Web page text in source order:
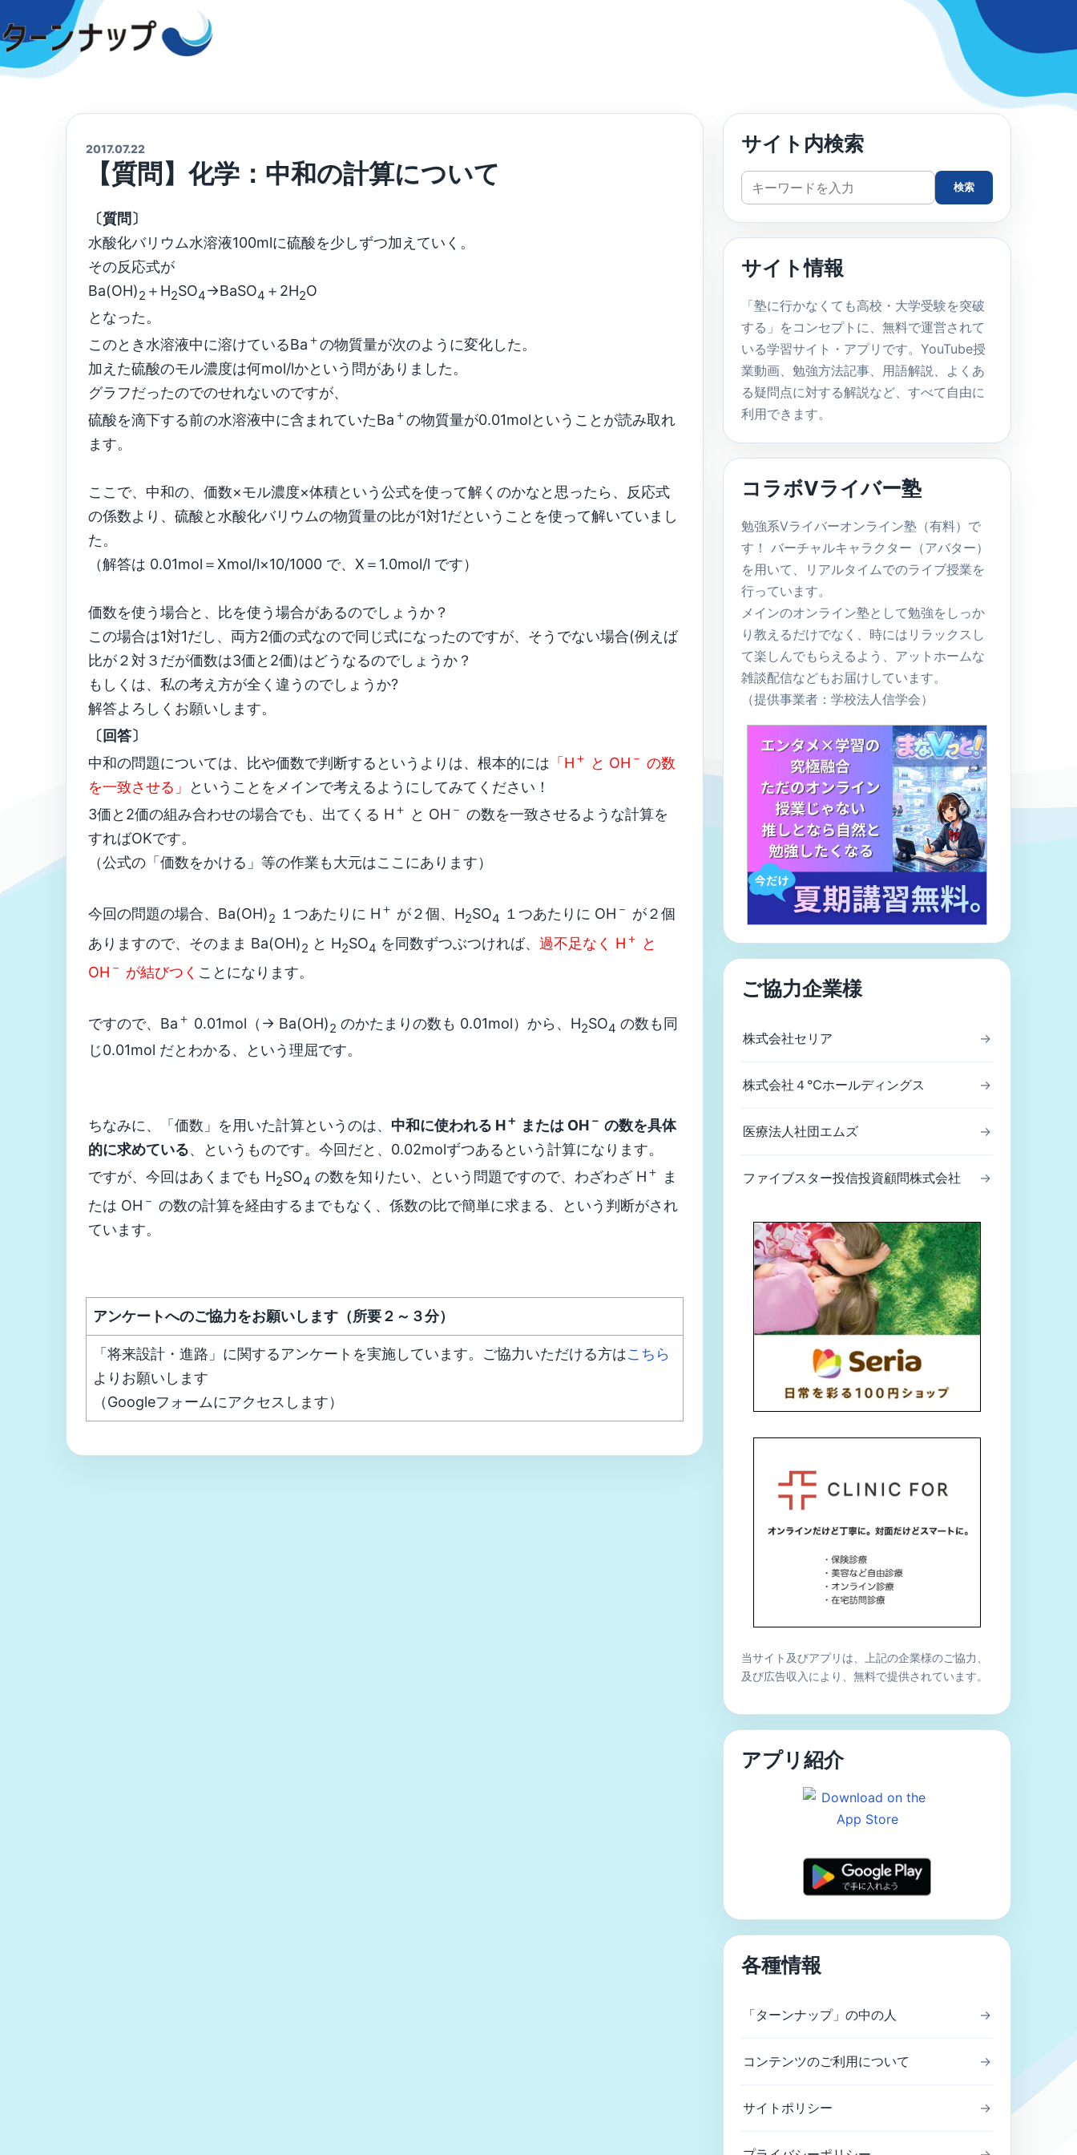
to
content
2017.07.22
【質問】化学：中和の計算について
〔質問〕
水酸化バリウム水溶液100mlに硫酸を少しずつ加えていく。
その反応式が
Ba(OH)2 ＋H2SO4→BaSO4 ＋2H2O
となった。
このとき水溶液中に溶けているBa ＋の物質量が次のように変化した。
加えた硫酸のモル濃度は何mol/lかという問がありました。
グラフだったのでのせれないのですが、
硫酸を滴下する前の水溶液中に含まれていたBa ＋の物質量が0.01molということが読み取れ
ます。
ここで、中和の、価数×モル濃度×体積という公式を使って解くのかなと思ったら、反応式
の係数より、硫酸と水酸化バリウムの物質量の比が1対1だということを使って解いていまし
た。
（解答は 0.01mol＝Xmol/l×10/1000 で、X＝1.0mol/l です）
価数を使う場合と、比を使う場合があるのでしょうか？
この場合は1対1だし、両方2価の式なので同じ式になったのですが、そうでない場合(例えば
比が２対３だが価数は3価と2価)はどうなるのでしょうか？
もしくは、私の考え方が全く違うのでしょうか?
解答よろしくお願いします。
〔回答〕
中和の問題については、比や価数で判断するというよりは、根本的には 「H ＋ と OH － の数
を一致させる」
ということをメインで考えるようにしてみてください！
3価と2価の組み合わせの場合でも、出てくる H ＋ と OH － の数を一致させるような計算を
すればOKです。
（公式の「価数をかける」等の作業も大元はここにあります）
今回の問題の場合、Ba(OH)2 １つあたりに H ＋ が２個、H2SO4 １つあたりに OH － が２個
ありますので、そのまま Ba(OH)2 と H2SO4 を同数ずつぶつければ、 過不足なく H ＋ と
OH － が結びつく ことになります。
ですので、Ba ＋ 0.01mol（→ Ba(OH)2 のかたまりの数も 0.01mol）から、H2SO4 の数も同
じ0.01mol だとわかる、という理屈です。
ちなみに、「価数」を用いた計算というのは、 中和に使われる H＋ または OH － の数を具体
的に求めている、というものです。今回だと、0.02molずつあるという計算になります。
ですが、今回はあくまでも H2SO4 の数を知りたい、という問題ですので、わざわざ H ＋
ま
たは OH － の数の計算を経由するまでもなく、係数の比で簡単に求まる、という判断がされ
ています。
アンケートへのご協力をお願いします（所要２～３分）
「将来設計・進路」に関するアンケートを実施しています。ご協力いただける方はこちら
よりお願いします
（Googleフォームにアクセスします）
サイト内検索
サ
イ
ト
検
検索
サイト情報
「塾に行かなくても高校・大学受験を突破
する」をコンセプトに、無料で運営されて
いる学習サイト・アプリです。YouTube授
業動画、勉強方法記事、用語解説、よくあ
る疑問点に対する解説など、すべて自由に
利用できます。
コラボVライバー塾
勉強系Vライバーオンライン塾（有料）で
す！ バーチャルキャラクター（アバター）
を用いて、リアルタイムでのライブ授業を
行っています。
メインのオンライン塾として勉強をしっか
り教えるだけでなく、時にはリラックスし
て楽しんでもらえるよう、アットホームな
雑談配信などもお届けしています。
（提供事業者：学校法人信学会）
ご協力企業様
株式会社セリア →
株式会社４℃ホールディングス →
医療法人社団エムズ →
ファイブスター投信投資顧問株式会社 →
当サイト及びアプリは、上記の企業様のご協力、
及び広告収入により、無料で提供されています。
アプリ紹介
各種情報
「ターンナップ」の中の人 →
コンテンツのご利用について →
サイトポリシー →